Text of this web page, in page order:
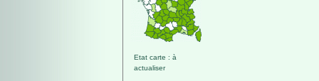
Etat carte : à
actualiser